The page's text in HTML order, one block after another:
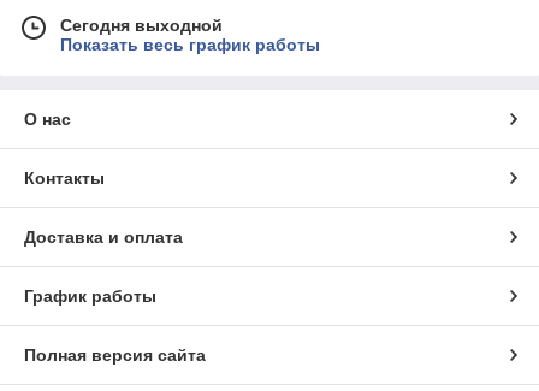
Сегодня выходной
Показать весь график работы
О нас
Контакты
Доставка и оплата
График работы
Полная версия сайта